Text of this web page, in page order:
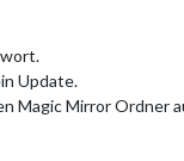
Update.
Magic Mirror Ordner